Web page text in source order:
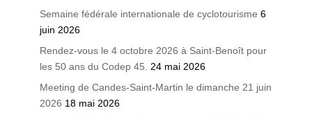
Semaine fédérale internationale de cyclotourisme 6
juin 2026
Rendez-vous le 4 octobre 2026 à Saint-Benoît pour
les 50 ans du Codep 45.
24 mai 2026
Meeting de Candes-Saint-Martin le dimanche 21 juin
2026 18 mai 2026